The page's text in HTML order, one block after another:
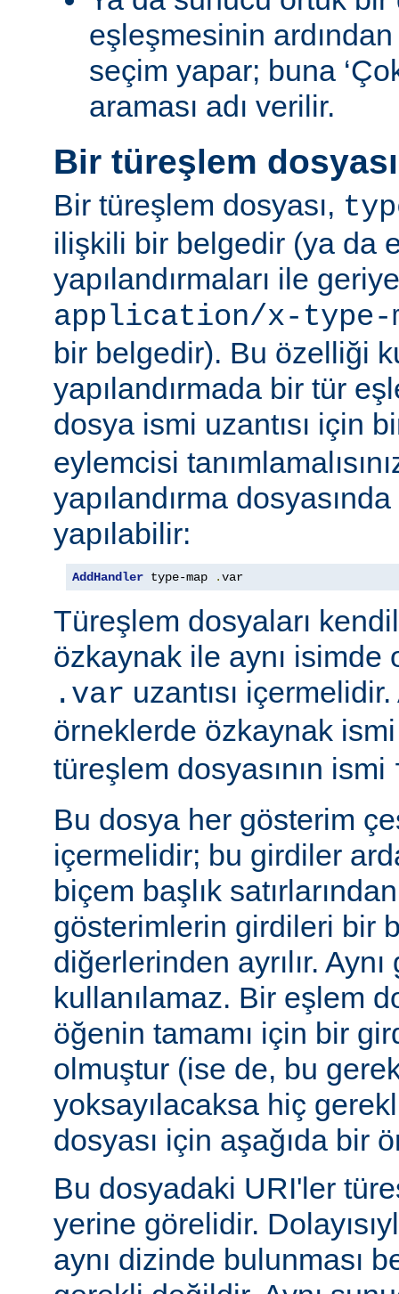
eşleşmesinin
seçim yapar; buna
araması adı verilir.
Bir türeşlem
Bir türeşlem dosyası,
ilişkili bir belgedir (ya da
yapılandırmaları ile
application/x-type-
bir belgedir). Bu özelliği
yapılandırmada bir tür
dosya ismi uzantısı için
eylemcisi
yapılandırma
yapılabilir:
AddHandler type-map .var
Türeşlem dosyaları
özkaynak ile aynı isimde
.var uzantısı
örneklerde özkaynak
türeşlem dosyasının ismi
Bu dosya her gösterim
içermelidir; bu girdiler
biçem başlık
gösterimlerin girdileri bir
diğerlerinden ayrılır.
kullanılamaz. Bir eşlem
öğenin tamamı için bir
olmuştur (ise de, bu
yoksayılacaksa hiç
dosyası için aşağıda bir
Bu dosyadaki URI'ler
yerine görelidir.
aynı dizinde bulunması